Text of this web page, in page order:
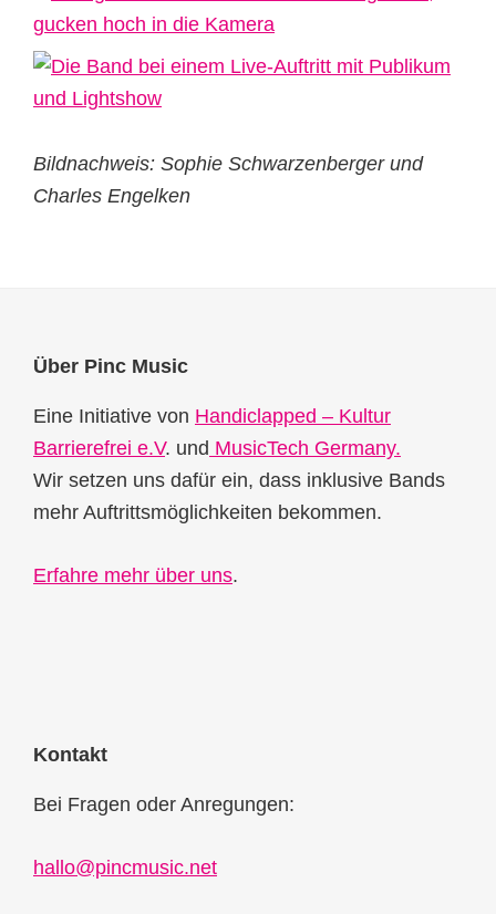
Bildnachweis: Sophie Schwarzenberger und
Charles Engelken
Footer
Über Pinc Music
Eine Initiative von Handiclapped – Kultur
Barrierefrei e.V. und MusicTech Germany.
Wir setzen uns dafür ein, dass inklusive Bands
mehr Auftrittsmöglichkeiten bekommen.
Erfahre mehr über uns.
Kontakt
Bei Fragen oder Anregungen:
hallo@pincmusic.net